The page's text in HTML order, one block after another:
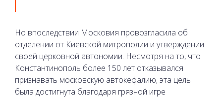
Но впоследствии Московия провозгласила об
отделении от Киевской митрополии и утверждении
своей церковной автономии. Несмотря на то, что
Константинополь более 150 лет отказывался
признавать московскую автокефалию, эта цель
была достигнута благодаря грязной игре